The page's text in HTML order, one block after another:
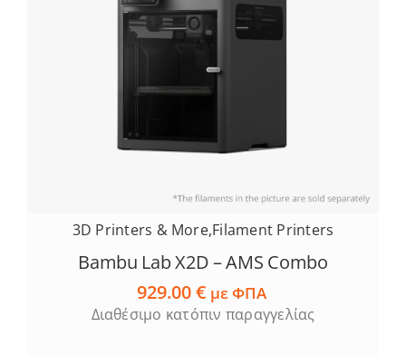
3D Printers & More,Filament Printers
Bambu Lab X2D – AMS Combo
929.00€ με ΦΠΑ
Διαθέσιμο κατόπιν παραγγελίας